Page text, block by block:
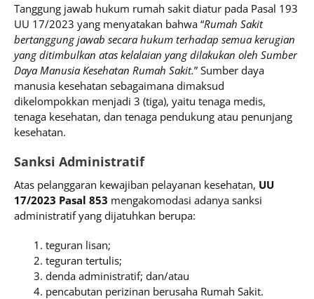
Tanggung jawab hukum rumah sakit diatur pada Pasal 193
UU 17/2023 yang menyatakan bahwa “Rumah Sakit
bertanggung jawab secara hukum terhadap semua kerugian
yang ditimbulkan atas kelalaian yang dilakukan oleh Sumber
Daya Manusia Kesehatan Rumah Sakit.” Sumber daya
manusia kesehatan sebagaimana dimaksud
dikelompokkan menjadi 3 (tiga), yaitu tenaga medis,
tenaga kesehatan, dan tenaga pendukung atau penunjang
kesehatan.
Sanksi Administratif
Atas pelanggaran kewajiban pelayanan kesehatan, UU
17/2023 Pasal 853 mengakomodasi adanya sanksi
administratif yang dijatuhkan berupa:
teguran lisan;
teguran tertulis;
denda administratif; dan/atau
pencabutan perizinan berusaha Rumah Sakit.